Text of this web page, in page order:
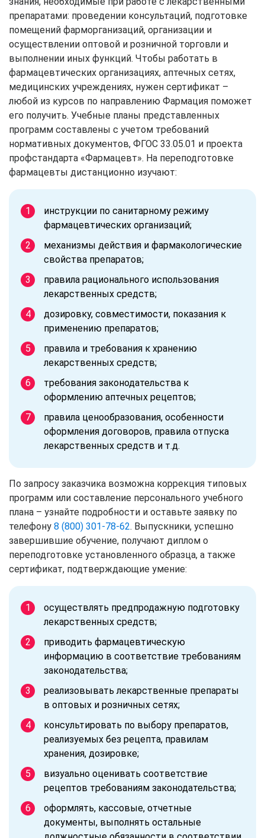
препаратами: проведении консультаций, подготовке
помещений фарморганизаций, организации и
осуществлении оптовой и розничной торговли и
выполнении иных функций. Чтобы работать в
фармацевтических организациях, аптечных сетях,
медицинских учреждениях, нужен сертификат –
любой из курсов по направлению Фармация поможет
его получить. Учебные планы представленных
программ составлены с учетом требований
нормативных документов, ФГОС 33.05.01 и проекта
профстандарта «Фармацевт». На переподготовке
фармацевты дистанционно изучают:
инструкции по санитарному режиму
фармацевтических организаций;
механизмы действия и фармакологические
свойства препаратов;
правила рационального использования
лекарственных средств;
дозировку, совместимости, показания к
применению препаратов;
правила и требования к хранению
лекарственных средств;
требования законодательства к
оформлению аптечных рецептов;
правила ценообразования, особенности
оформления договоров, правила отпуска
лекарственных средств и т.д.
По запросу заказчика возможна коррекция типовых
программ или составление персонального учебного
плана – узнайте подробности и оставьте заявку по
телефону 8 (800) 301-78-62. Выпускники, успешно
завершившие обучение, получают диплом о
переподготовке установленного образца, а также
сертификат, подтверждающие умение:
осуществлять предпродажную подготовку
лекарственных средств;
приводить фармацевтическую
информацию в соответствие требованиям
законодательства;
реализовывать лекарственные препараты
в оптовых и розничных сетях;
консультировать по выбору препаратов,
реализуемых без рецепта, правилам
хранения, дозировке;
визуально оценивать соответствие
рецептов требованиям законодательства;
оформлять, кассовые, отчетные
документы, выполнять остальные